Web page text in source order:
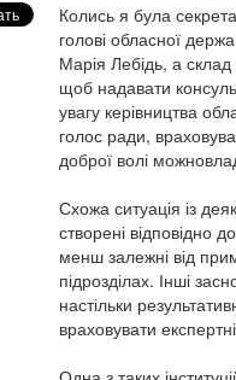
Колись я була
голові обласної
Марія Лебідь, а
щоб надавати
увагу керівництва
голос ради,
доброї волі
Схожа ситуація із
створені відповідно
менш залежні від
підрозділах. Інші
настільки
враховувати